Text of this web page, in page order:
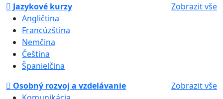
Jazykové kurzy
Zobrazit vše
Angličtina
Francúzština
Nemčina
Čeština
Španielčina
Osobný rozvoj a vzdelávanie
Zobrazit vše